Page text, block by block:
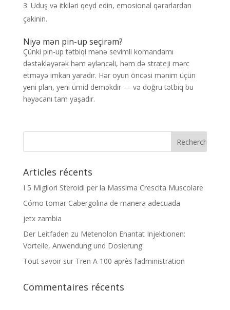
Uduş və itkiləri qeyd edin, emosional qərarlardan
çəkinin.
Niyə mən pin-up seçirəm?
Çünki pin-up tətbiqi mənə sevimli komandamı
dəstəkləyərək həm əyləncəli, həm də strateji mərc
etməyə imkan yaradır. Hər oyun öncəsi mənim üçün
yeni plan, yeni ümid deməkdir — və doğru tətbiq bu
həyəcanı tam yaşadır.
Articles récents
I 5 Migliori Steroidi per la Massima Crescita Muscolare
Cómo tomar Cabergolina de manera adecuada
jetx zambia
Der Leitfaden zu Metenolon Enantat Injektionen:
Vorteile, Anwendung und Dosierung
Tout savoir sur Tren A 100 après l’administration
Commentaires récents